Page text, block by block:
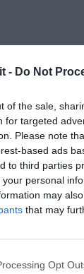
- Do Not
of the sale,
for targeted
Please note
based ads
to third parties
personal
may
that may
Opt